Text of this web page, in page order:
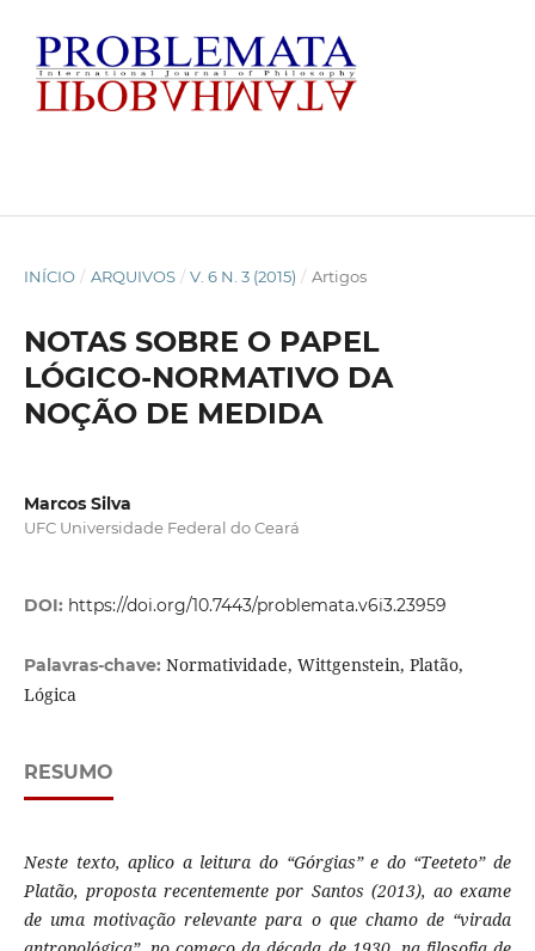
INÍCIO / ARQUIVOS / V. 6 N. 3 (2015) / Artigos
NOTAS SOBRE O PAPEL
LÓGICO-NORMATIVO DA
NOÇÃO DE MEDIDA
Marcos Silva
UFC Universidade Federal do Ceará
DOI: https://doi.org/10.7443/problemata.v6i3.23959
Palavras-chave: Normatividade, Wittgenstein, Platão,
Lógica
RESUMO
Neste texto, aplico a leitura do “Górgias” e do “Teeteto” de
Platão, proposta recentemente por Santos (2013), ao exame
de uma motivação relevante para o que chamo de “virada